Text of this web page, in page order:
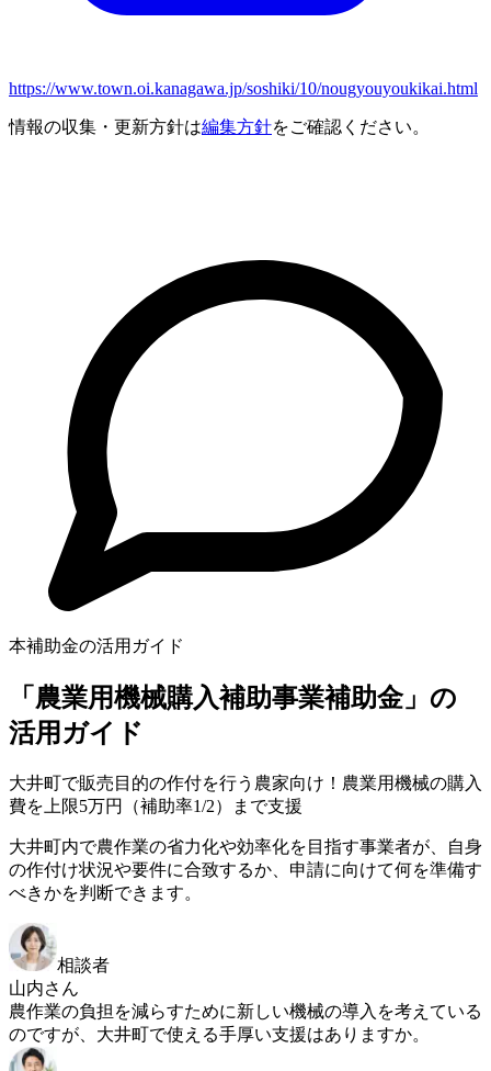
https://www.town.oi.kanagawa.jp/soshiki/10/nougyouyoukikai.html
情報の収集・更新方針は編集方針をご確認ください。
本補助金の活用ガイド
「農業用機械購入補助事業補助金」の
活用ガイド
大井町で販売目的の作付を行う農家向け！農業用機械の購入
費を上限5万円（補助率1/2）まで支援
大井町内で農作業の省力化や効率化を目指す事業者が、自身
の作付け状況や要件に合致するか、申請に向けて何を準備す
べきかを判断できます。
相談者
山内さん
農作業の負担を減らすために新しい機械の導入を考えている
のですが、大井町で使える手厚い支援はありますか。